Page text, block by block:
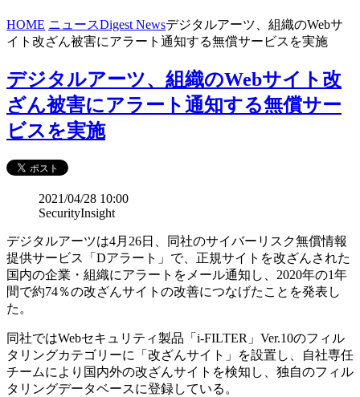
HOME ニュースDigest Newsデジタルアーツ、組織のWebサ
イト改ざん被害にアラート通知する無償サービスを実施
デジタルアーツ、組織のWebサイト改
ざん被害にアラート通知する無償サー
ビスを実施
2021/04/28 10:00
SecurityInsight
デジタルアーツは4月26日、同社のサイバーリスク無償情報
提供サービス「Dアラート」で、正規サイトを改ざんされた
国内の企業・組織にアラートをメール通知し、2020年の1年
間で約74％の改ざんサイトの改善につなげたことを発表し
た。
同社ではWebセキュリティ製品「i-FILTER」Ver.10のフィル
タリングカテゴリーに「改ざんサイト」を設置し、自社専任
チームにより国内外の改ざんサイトを検知し、独自のフィル
タリングデータベースに登録している。